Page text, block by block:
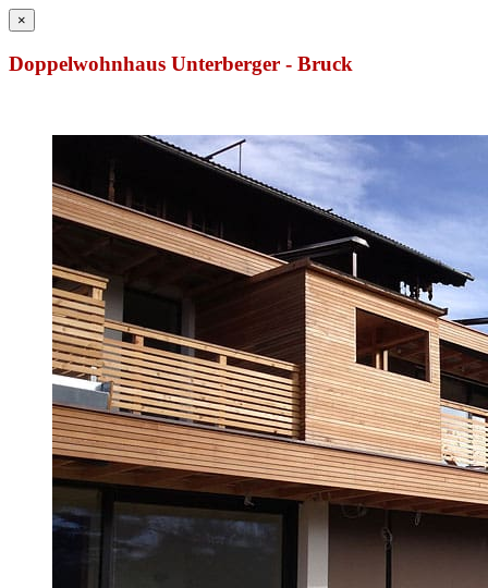
×
Doppelwohnhaus Unterberger - Bruck